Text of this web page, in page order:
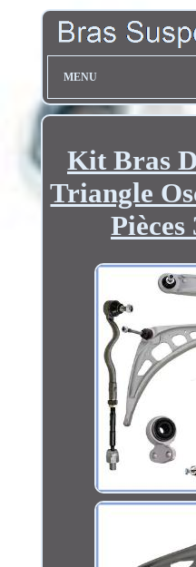
MENU
Kit Bras
Triangle
Pièces